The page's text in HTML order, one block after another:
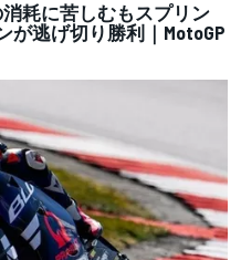
耗に苦しむもスプリン
逃げ切り勝利｜MotoGP